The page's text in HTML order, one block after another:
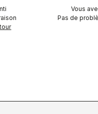
Vous
Pas de